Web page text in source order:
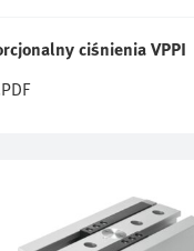
ciśnienia VPPI